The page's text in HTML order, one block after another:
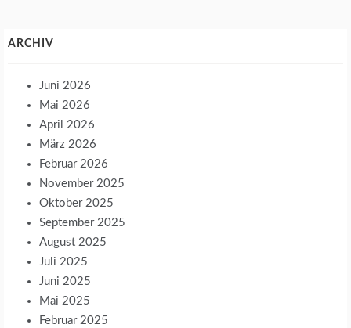
ARCHIV
Juni 2026
Mai 2026
April 2026
März 2026
Februar 2026
November 2025
Oktober 2025
September 2025
August 2025
Juli 2025
Juni 2025
Mai 2025
Februar 2025